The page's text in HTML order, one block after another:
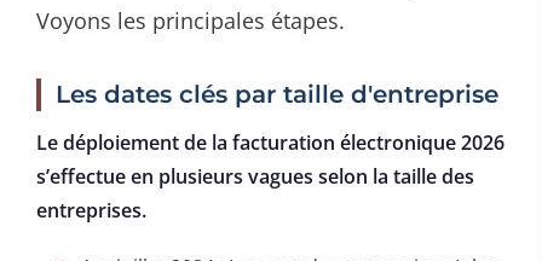
Voyons les principales étapes.
Les dates clés par taille d'entreprise
Le déploiement de la facturation électronique 2026
s’effectue en plusieurs vagues selon la taille des
entreprises.